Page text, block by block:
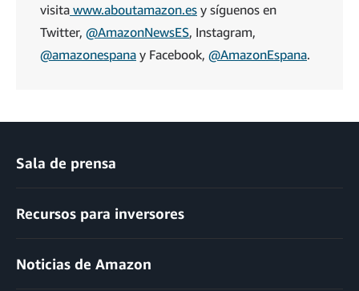
visita www.aboutamazon.es y síguenos en
Twitter, @AmazonNewsES, Instagram,
@amazonespana y Facebook, @AmazonEspana.
Sala de prensa
Recursos para inversores
Noticias de Amazon